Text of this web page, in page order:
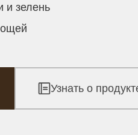
и зелень
Узнать о